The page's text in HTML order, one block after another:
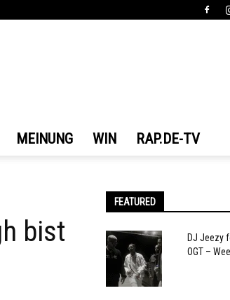
MEINUNG WIN RAP.DE-TV
bist
FEATURED
DJ Jeezy
OGT –